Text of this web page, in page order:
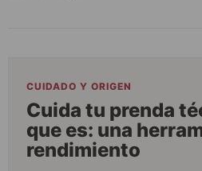
CUIDADO Y ORIGEN
Cuida tu prenda
que es: una
rendimiento